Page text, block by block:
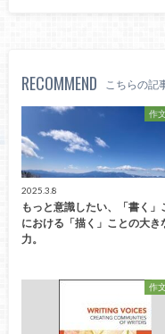
RECOMMEND こちらの記
作
2025.3.8
もっと意識したい、「書く」
における「描く」ことの大き
力。
作